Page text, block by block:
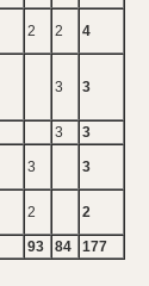
2 2 4
3 3
3 3
3 3
2 2
93 84 177